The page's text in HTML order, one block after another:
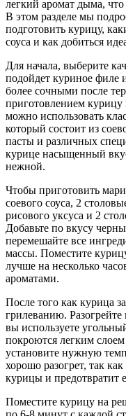
легкий аромат дыма,
В этом разделе мы
подготовить курицу,
соуса и как добиться
Для начала, выберите
подойдет куриное филе
более сочными после
приготовлением курицу
можно использовать
который состоит из
пасты и различных
курице насыщенный
нежной.
Чтобы приготовить
соевого соуса, 2
рисового уксуса и 2
Добавьте по вкусу
перемешайте все
массы. Поместите
лучше на несколько
ароматами.
После того как курица
грилеванию.
вы используете
покроются легким
установите нужную
хорошо разогрет, так
курицы и предотвратит
Поместите курицу на